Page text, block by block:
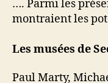
…. Parmi les
montraient les
Les musées de
Paul Marty,